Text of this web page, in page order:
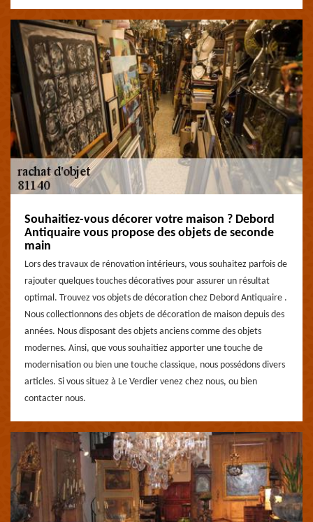
Souhaitiez-vous décorer votre maison ? Debord
Antiquaire vous propose des objets de seconde
main
Lors des travaux de rénovation intérieurs, vous souhaitez parfois de
rajouter quelques touches décoratives pour assurer un résultat
optimal. Trouvez vos objets de décoration chez Debord Antiquaire .
Nous collectionnons des objets de décoration de maison depuis des
années. Nous disposant des objets anciens comme des objets
modernes. Ainsi, que vous souhaitiez apporter une touche de
modernisation ou bien une touche classique, nous possédons divers
articles. Si vous situez à Le Verdier venez chez nous, ou bien
contacter nous.